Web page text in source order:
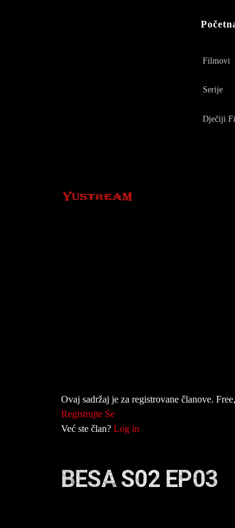
Filmovi
Serije
Dječiji
Ovaj sadržaj je za registrovane članove.
Registrujte Se
Već ste član? Log in
BESA S02 EP03